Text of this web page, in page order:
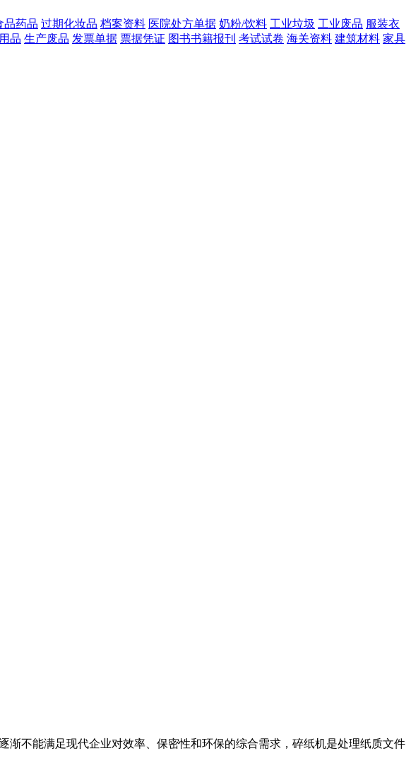
品药品 过期化妆品 档案资料 医院处方单据 奶粉/饮料 工业垃圾 工业废品 服装衣
品 生产废品 发票单据 票据凭证 图书书籍报刊 考试试卷 海关资料 建筑材料 家具
不能满足现代企业对效率、保密性和环保的综合需求，碎纸机是处理纸质文件